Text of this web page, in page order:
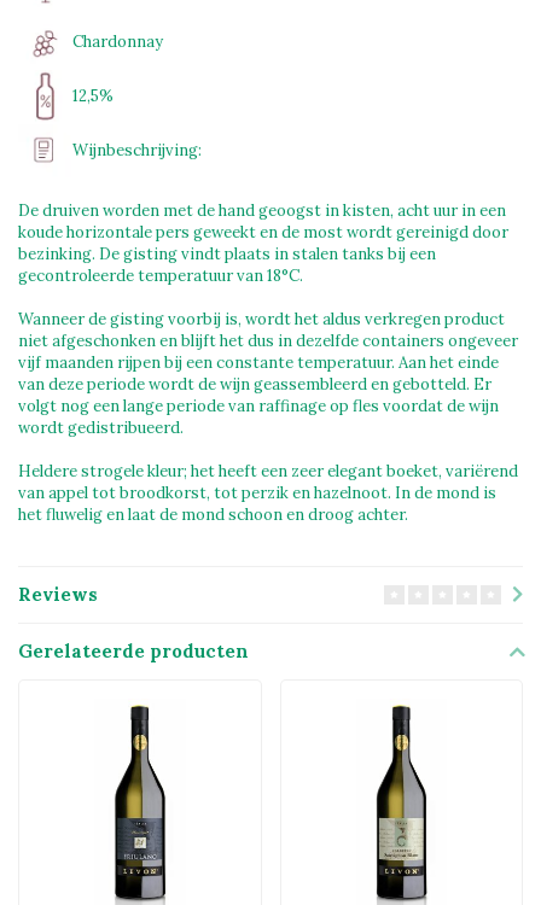
Chardonnay
12,5%
Wijnbeschrijving:
De druiven worden met de hand geoogst in kisten, acht uur in een
koude horizontale pers geweekt en de most wordt gereinigd door
bezinking. De gisting vindt plaats in stalen tanks bij een
gecontroleerde temperatuur van 18°C.
Wanneer de gisting voorbij is, wordt het aldus verkregen product
niet afgeschonken en blijft het dus in dezelfde containers ongeveer
vijf maanden rijpen bij een constante temperatuur. Aan het einde
van deze periode wordt de wijn geassembleerd en gebotteld. Er
volgt nog een lange periode van raffinage op fles voordat de wijn
wordt gedistribueerd.
Heldere strogele kleur; het heeft een zeer elegant boeket, variërend
van appel tot broodkorst, tot perzik en hazelnoot. In de mond is
het fluwelig en laat de mond schoon en droog achter.
Reviews
Gerelateerde producten